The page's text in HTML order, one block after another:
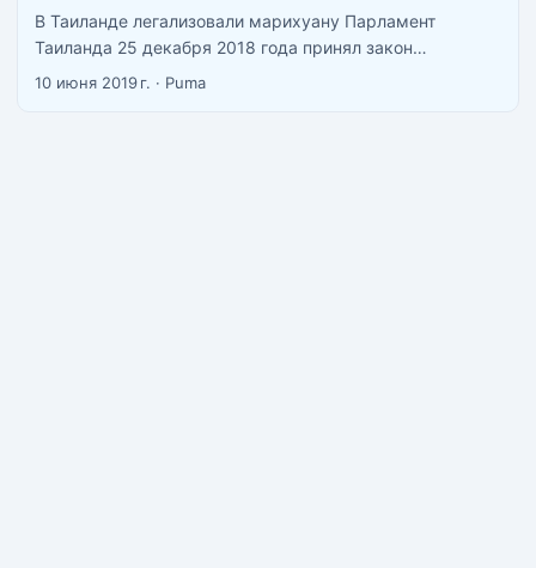
В Таиланде легализовали марихуану Парламент
Таиланда 25 декабря 2018 года принял закон
разрешающий производство, использование и
10 июня 2019 г. · Puma